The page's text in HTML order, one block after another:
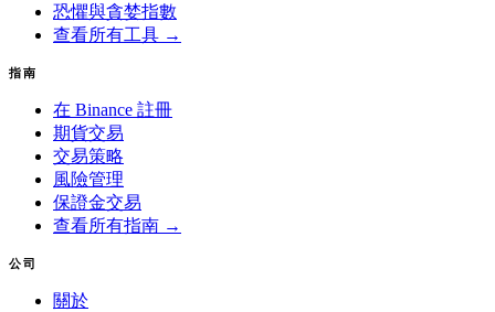
恐懼與貪婪指數
查看所有工具 →
指南
在 Binance 註冊
期貨交易
交易策略
風險管理
保證金交易
查看所有指南 →
公司
關於